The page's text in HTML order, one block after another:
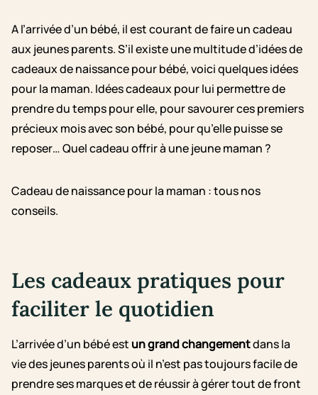
A l’arrivée d’un bébé, il est courant de faire un cadeau
aux jeunes parents. S’il existe une multitude d’idées de
cadeaux de naissance pour bébé, voici quelques idées
pour la maman. Idées cadeaux pour lui permettre de
prendre du temps pour elle, pour savourer ces premiers
précieux mois avec son bébé, pour qu’elle puisse se
reposer… Quel cadeau offrir à une jeune maman ?
Cadeau de naissance pour la maman : tous nos
conseils.
Les cadeaux pratiques pour
faciliter le quotidien
L’arrivée d’un bébé est un grand changementdans la
vie des jeunes parents où il n’est pas toujours facile de
prendre ses marques et de réussir à gérer tout de front